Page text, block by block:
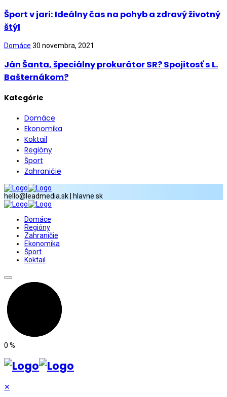
Šport v jari: Ideálny čas na pohyb a zdravý životný
štýl
Domáce 30 novembra, 2021
Ján Šanta, špeciálny prokurátor SR? Spojitosť s L.
Bašternákom?
Kategórie
Domáce
Ekonomika
Koktail
Regióny
Šport
Zahraničie
hello@leadmedia.sk | hlavne.sk
Domáce
Regióny
Zahraničie
Ekonomika
Šport
Koktail
0 %
✕